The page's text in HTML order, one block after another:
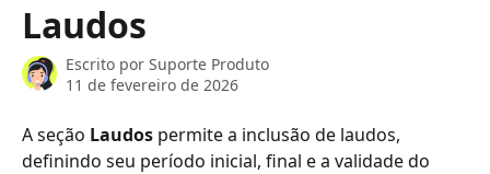
Laudos
Escrito por Suporte Produto
11 de fevereiro de 2026
A seção Laudos permite a inclusão de laudos,
definindo seu período inicial, final e a validade do